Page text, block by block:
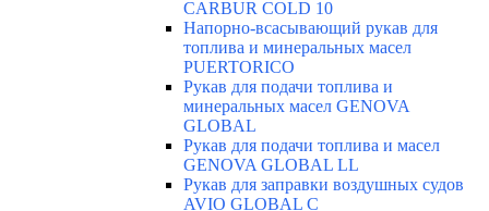
CARBUR COLD 10
Напорно-всасывающий рукав для
топлива и минеральных масел
PUERTORICO
Рукав для подачи топлива и
минеральных масел GENOVA
GLOBAL
Рукав для подачи топлива и масел
GENOVA GLOBAL LL
Рукав для заправки воздушных судов
AVIO GLOBAL C